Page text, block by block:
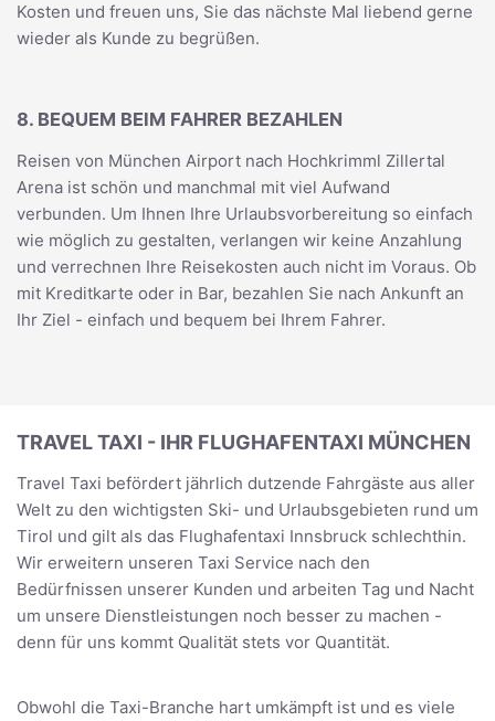
Kosten und freuen uns, Sie das nächste Mal liebend gerne
wieder als Kunde zu begrüßen.
8. BEQUEM BEIM FAHRER BEZAHLEN
Reisen von München Airport nach Hochkrimml Zillertal
Arena ist schön und manchmal mit viel Aufwand
verbunden. Um Ihnen Ihre Urlaubsvorbereitung so einfach
wie möglich zu gestalten, verlangen wir keine Anzahlung
und verrechnen Ihre Reisekosten auch nicht im Voraus. Ob
mit Kreditkarte oder in Bar, bezahlen Sie nach Ankunft an
Ihr Ziel - einfach und bequem bei Ihrem Fahrer.
TRAVEL TAXI - IHR FLUGHAFENTAXI MÜNCHEN
Travel Taxi befördert jährlich dutzende Fahrgäste aus aller
Welt zu den wichtigsten Ski- und Urlaubsgebieten rund um
Tirol und gilt als das Flughafentaxi Innsbruck schlechthin.
Wir erweitern unseren Taxi Service nach den
Bedürfnissen unserer Kunden und arbeiten Tag und Nacht
um unsere Dienstleistungen noch besser zu machen -
denn für uns kommt Qualität stets vor Quantität.
Obwohl die Taxi-Branche hart umkämpft ist und es viele